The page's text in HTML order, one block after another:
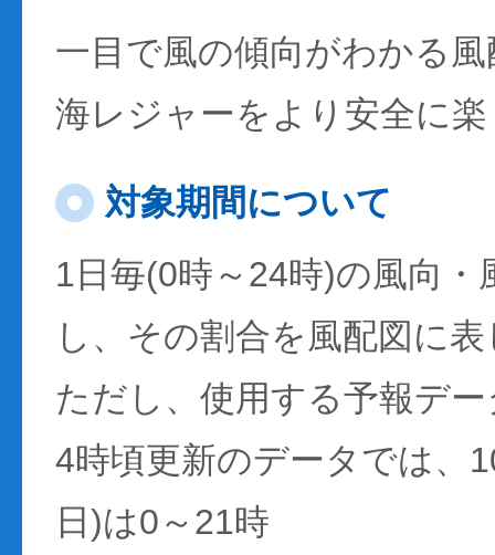
一目で風の傾向がわかる
海レジャーをより安全に
対象期間について
1日毎(0時～24時)の風向・
し、その割合を風配図に
ただし、使用する予報デ
4時頃更新のデータでは、
日)は0～21時